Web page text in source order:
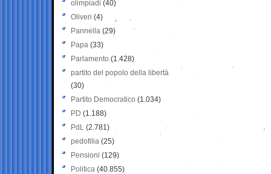
olimpiadi (40)
Oliveri (4)
Pannella (29)
Papa (33)
Parlamento (1.428)
partito del popolo della libertà
(30)
Partito Democratico (1.034)
PD (1.188)
PdL (2.781)
pedofilia (25)
Pensioni (129)
Politica (40.855)